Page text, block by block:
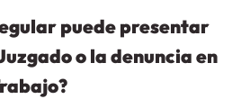
puede presentar
o la denuncia en